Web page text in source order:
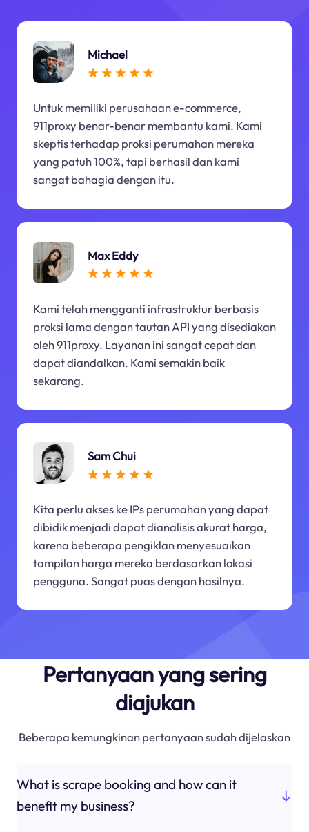
Michael
Untuk memiliki perusahaan e-commerce,
911proxy benar-benar membantu kami. Kami
skeptis terhadap proksi perumahan mereka
yang patuh 100%, tapi berhasil dan kami
sangat bahagia dengan itu.
Max Eddy
Kami telah mengganti infrastruktur berbasis
proksi lama dengan tautan API yang disediakan
oleh 911proxy. Layanan ini sangat cepat dan
dapat diandalkan. Kami semakin baik
sekarang.
Sam Chui
Kita perlu akses ke IPs perumahan yang dapat
dibidik menjadi dapat dianalisis akurat harga,
karena beberapa pengiklan menyesuaikan
tampilan harga mereka berdasarkan lokasi
pengguna. Sangat puas dengan hasilnya.
Pertanyaan yang sering
diajukan
Beberapa kemungkinan pertanyaan sudah dijelaskan
What is scrape booking and how can it
benefit my business?